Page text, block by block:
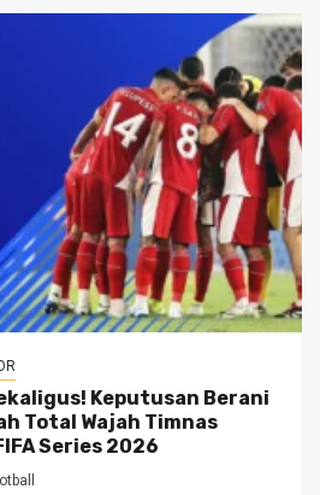
Keputusan Berani
Total Wajah Timnas
Series 2026